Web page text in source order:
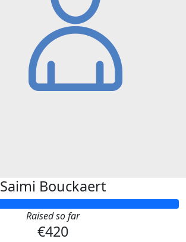
Saimi Bouckaert
Raised so far
€420